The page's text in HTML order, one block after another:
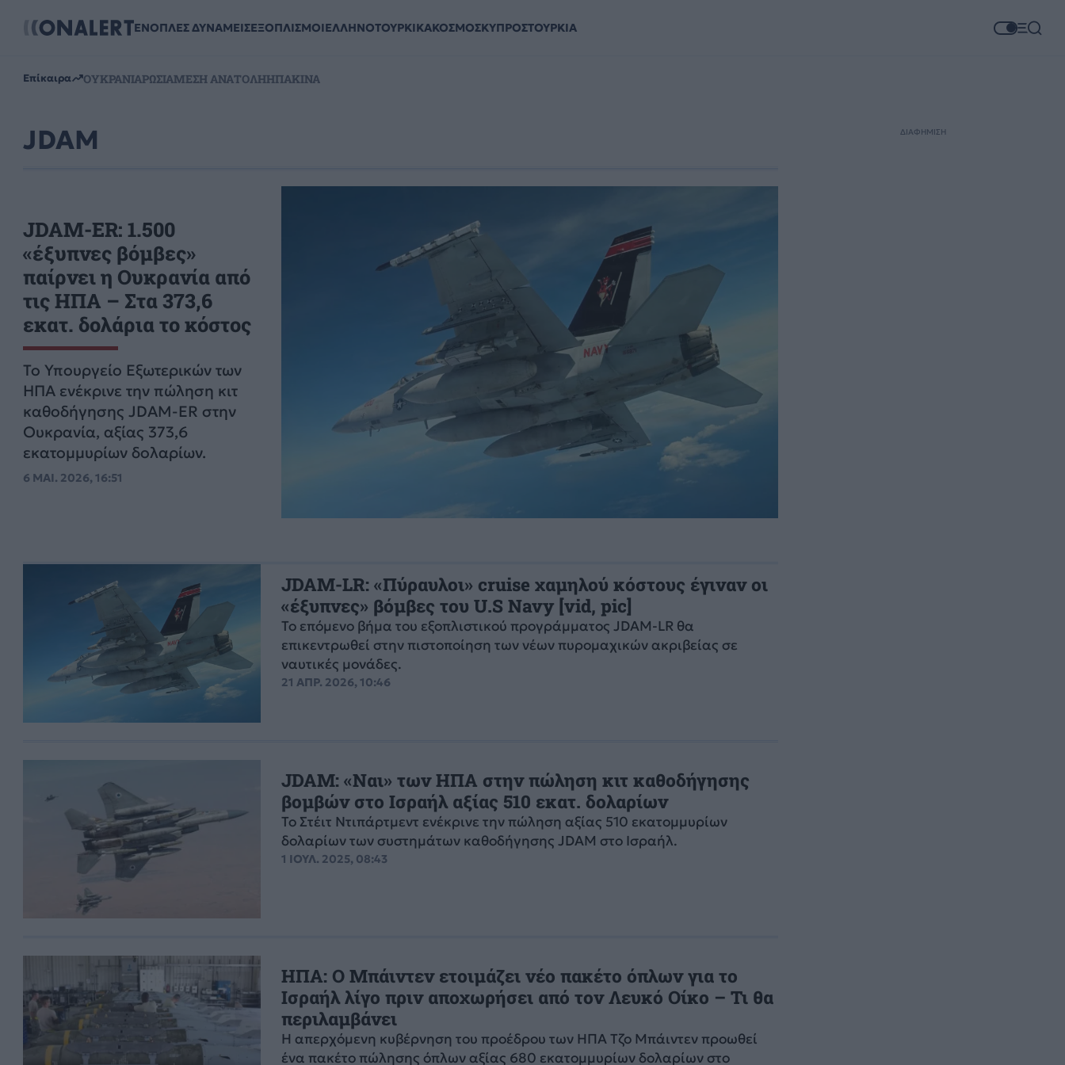
ΕΝΟΠΛΕΣ ΔΥΝΑΜΕΙΣΕΞΟΠΛΙΣΜΟΙΕΛΛΗΝΟΤΟΥΡΚΙΚΑΚΟΣΜΟΣΚΥΠΡΟΣΤΟΥΡΚΙΑ
Επίκαιρα ΟΥΚΡΑΝΙΑΡΩΣΙΑΜΕΣΗ ΑΝΑΤΟΛΗΗΠΑΚΙΝΑ
JDAM
JDAM-ER: 1.500
«έξυπνες βόμβες»
παίρνει η Ουκρανία από
τις ΗΠΑ – Στα 373,6
εκατ. δολάρια το κόστος
Το Υπουργείο Εξωτερικών των
ΗΠΑ ενέκρινε την πώληση κιτ
καθοδήγησης JDAM-ER στην
Ουκρανία, αξίας 373,6
εκατομμυρίων δολαρίων.
6 ΜΑΙ. 2026, 16:51
JDAM-LR: «Πύραυλοι» cruise χαμηλού κόστους έγιναν οι
«έξυπνες» βόμβες του U.S Navy [vid, pic]
Το επόμενο βήμα του εξοπλιστικού προγράμματος JDAM-LR θα
επικεντρωθεί στην πιστοποίηση των νέων πυρομαχικών ακριβείας σε
ναυτικές μονάδες.
21 ΑΠΡ. 2026, 10:46
JDAM: «Ναι» των ΗΠΑ στην πώληση κιτ καθοδήγησης
βομβών στο Ισραήλ αξίας 510 εκατ. δολαρίων
Το Στέιτ Ντιπάρτμεντ ενέκρινε την πώληση αξίας 510 εκατομμυρίων
δολαρίων των συστημάτων καθοδήγησης JDAM στο Ισραήλ.
1 ΙΟΥΛ. 2025, 08:43
ΗΠΑ: Ο Μπάιντεν ετοιμάζει νέο πακέτο όπλων για το
Ισραήλ λίγο πριν αποχωρήσει από τον Λευκό Οίκο – Τι θα
περιλαμβάνει
Η απερχόμενη κυβέρνηση του προέδρου των ΗΠΑ Τζο Μπάιντεν προωθεί
ένα πακέτο πώλησης όπλων αξίας 680 εκατομμυρίων δολαρίων στο
ΔΙΑΦΗΜΙΣΗ